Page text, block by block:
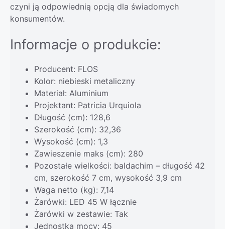
czyni ją odpowiednią opcją dla świadomych
konsumentów.
Informacje o produkcie:
Producent: FLOS
Kolor: niebieski metaliczny
Materiał: Aluminium
Projektant: Patricia Urquiola
Długość (cm): 128,6
Szerokość (cm): 32,36
Wysokość (cm): 1,3
Zawieszenie maks (cm): 280
Pozostałe wielkości: baldachim – długość 42
cm, szerokość 7 cm, wysokość 3,9 cm
Waga netto (kg): 7,14
Żarówki: LED 45 W łącznie
Żarówki w zestawie: Tak
Jednostka mocy: 45